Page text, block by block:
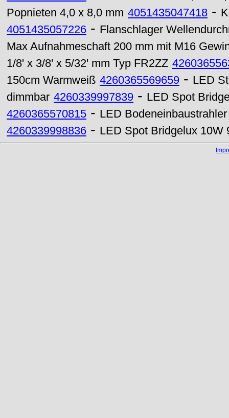
Popnieten 4,0 x 8,0 mm 4051435047418 -
4051435057226 - Flanschlager
Max Aufnahmeschaft 200 mm mit M16
1/8' x 3/8' x 5/32' mm Typ FR2ZZ
150cm Warmweiß 4260365569659 - LED
dimmbar 4260339997839 - LED Spot
4260365570815 - LED
4260339998836 - LED Spot Bridgelux 10W